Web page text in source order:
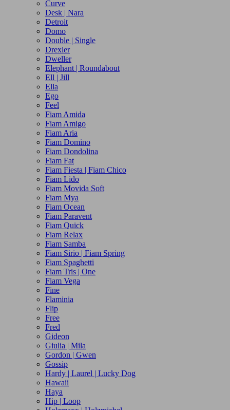
Curve
Desk | Nara
Detroit
Domo
Double | Single
Drexler
Dweller
Elephant | Roundabout
Ell | Jill
Ella
Ego
Feel
Fiam Amida
Fiam Amigo
Fiam Aria
Fiam Domino
Fiam Dondolina
Fiam Fat
Fiam Fiesta | Fiam Chico
Fiam Lido
Fiam Movida Soft
Fiam Mya
Fiam Ocean
Fiam Paravent
Fiam Quick
Fiam Relax
Fiam Samba
Fiam Sirio | Fiam Spring
Fiam Spaghetti
Fiam Tris | One
Fiam Vega
Fine
Flaminia
Flip
Free
Fred
Gideon
Giulia | Mila
Gordon | Gwen
Gossip
Hardy | Laurel | Lucky Dog
Hawaii
Haya
Hip | Loop